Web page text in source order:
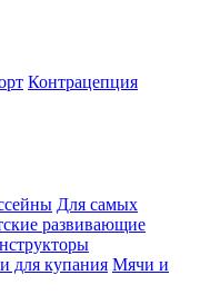
Контрацепция
Для самых
развивающие
для купания Мячи и